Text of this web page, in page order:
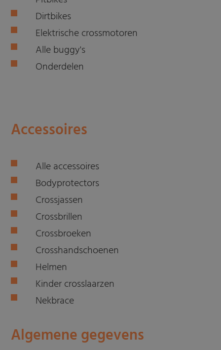
Dirtbikes
Elektrische crossmotoren
Alle buggy's
Onderdelen
Accessoires
Alle accessoires
Bodyprotectors
Crossjassen
Crossbrillen
Crossbroeken
Crosshandschoenen
Helmen
Kinder crosslaarzen
Nekbrace
Algemene gegevens